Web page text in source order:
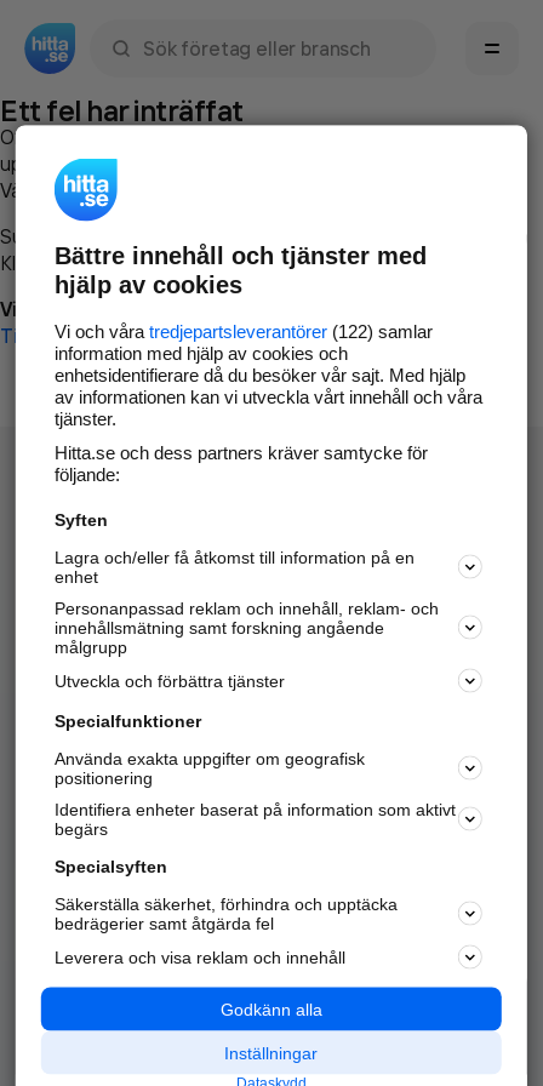
Ett fel har inträffat
Om du vill kan du
uppstod så att vi lättare och snabbare kan avhjälpa det.
Vänligen försök med följande:
Surfa till
Klicka påTillbaka-knappen i webbläsaren och försök igen
Vi beklagar besväret!
Till startsidan
Hitta.se - Gratis nummerupplysning.
Sök företag, personer och platser.
Hitta telefonnummer, adresser, företagsinfo mm.
Marknadsför företaget
Kom igång och annonsera mot
samarbetspartners nära dig.
Alla kategorier
Populära sökningar
API & Kartor
Annonsera
Integritet
Nödnummer
Bättre innehåll och tjänster med
hjälp av cookies
Vi och våra tredjepartsleverantörer(122) samlar
information med hjälp av cookies och
enhetsidentifierare då du besöker vår sajt. Med hjälp
av informationen kan vi utveckla vårt innehåll och våra
tjänster.
Hitta.se och dess partners kräver samtycke för
följande:
Syften
Lagra och/eller få åtkomst till information på en
enhet
Personanpassad reklam och innehåll, reklam- och
innehållsmätning samt forskning angående
målgrupp
Utveckla och förbättra tjänster
Specialfunktioner
Använda exakta uppgifter om geografisk
positionering
Identifiera enheter baserat på information som aktivt
begärs
Specialsyften
Säkerställa säkerhet, förhindra och upptäcka
bedrägerier samt åtgärda fel
Leverera och visa reklam och innehåll
Godkänn alla
Inställningar
Dataskydd